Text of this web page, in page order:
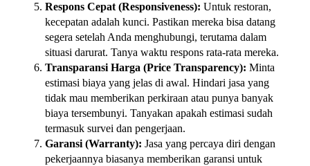
Respons Cepat (Responsiveness): Untuk restoran,
kecepatan adalah kunci. Pastikan mereka bisa datang
segera setelah Anda menghubungi, terutama dalam
situasi darurat. Tanya waktu respons rata-rata mereka.
Transparansi Harga (Price Transparency): Minta
estimasi biaya yang jelas di awal. Hindari jasa yang
tidak mau memberikan perkiraan atau punya banyak
biaya tersembunyi. Tanyakan apakah estimasi sudah
termasuk survei dan pengerjaan.
Garansi (Warranty): Jasa yang percaya diri dengan
pekerjaannya biasanya memberikan garansi untuk